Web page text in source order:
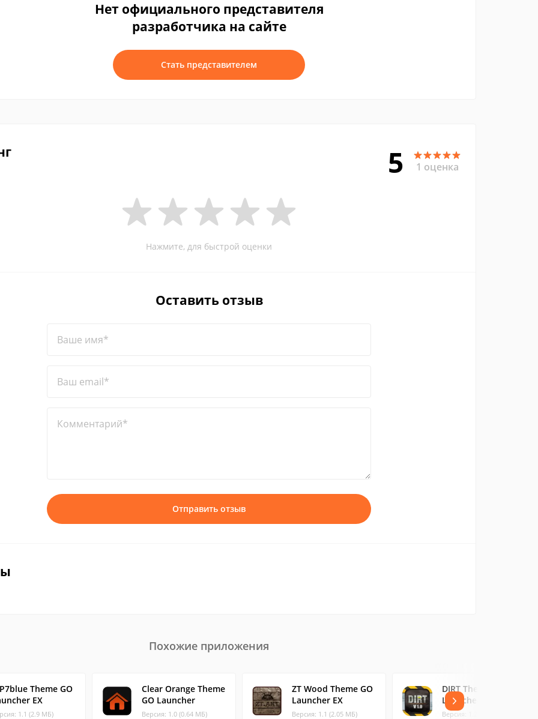
Нет официального представителя
разработчика на сайте
Стать представителем
5 1 оценка
Нажмите, для быстрой оценки
Оставить отзыв
Ваше имя*
Ваш email*
Комментарий*
Отправить отзыв
Похожие приложения
Theme GO
EX
1.1 (2.9 МБ)
Clear Orange Theme
GO Launcher
Версия: 1.0 (0.64 МБ)
ZT Wood Theme GO
Launcher EX
Версия: 1.1 (2.05 МБ)
DIRT Theme GO
Launcher EX
Версия: 1.2 (1.22 МБ)